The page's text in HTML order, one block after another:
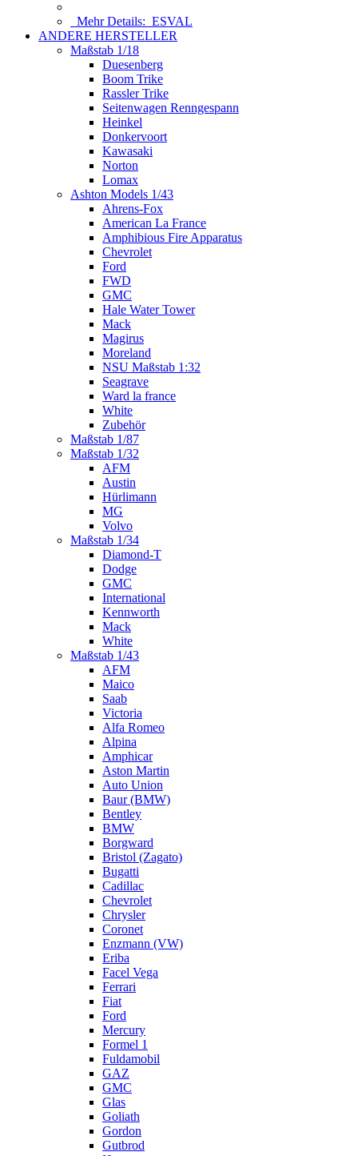
Mehr Details: ESVAL
ANDERE HERSTELLER
Maßstab 1/18
Duesenberg
Boom Trike
Rassler Trike
Seitenwagen Renngespann
Heinkel
Donkervoort
Kawasaki
Norton
Lomax
Ashton Models 1/43
Ahrens-Fox
American La France
Amphibious Fire Apparatus
Chevrolet
Ford
FWD
GMC
Hale Water Tower
Mack
Magirus
Moreland
NSU Maßstab 1:32
Seagrave
Ward la france
White
Zubehör
Maßstab 1/87
Maßstab 1/32
AFM
Austin
Hürlimann
MG
Volvo
Maßstab 1/34
Diamond-T
Dodge
GMC
International
Kennworth
Mack
White
Maßstab 1/43
AFM
Maico
Saab
Victoria
Alfa Romeo
Alpina
Amphicar
Aston Martin
Auto Union
Baur (BMW)
Bentley
BMW
Borgward
Bristol (Zagato)
Bugatti
Cadillac
Chevrolet
Chrysler
Coronet
Enzmann (VW)
Eriba
Facel Vega
Ferrari
Fiat
Ford
Mercury
Formel 1
Fuldamobil
GAZ
GMC
Glas
Goliath
Gordon
Gutbrod